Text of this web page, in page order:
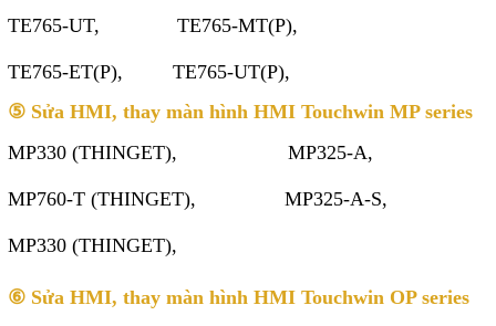
TE765-UT, TE765-MT(P),
TE765-ET(P), TE765-UT(P),
⑤ Sửa HMI, thay màn hình HMI Touchwin MP series
MP330 (THINGET), MP325-A,
MP760-T (THINGET), MP325-A-S,
MP330 (THINGET),
⑥ Sửa HMI, thay màn hình HMI Touchwin OP series